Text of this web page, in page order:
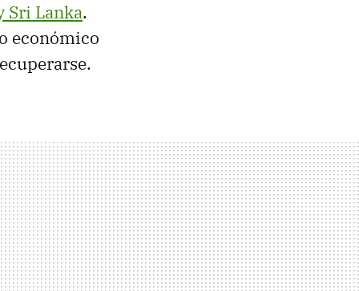
Sri Lanka.
económico